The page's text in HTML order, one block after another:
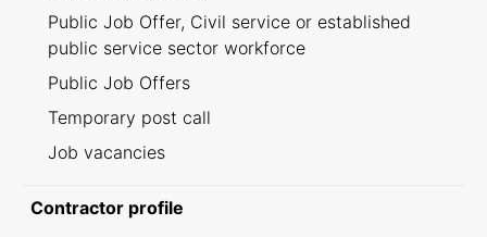
Public Job Offer, Civil service or established
public service sector workforce
Public Job Offers
Temporary post call
Job vacancies
Contractor profile